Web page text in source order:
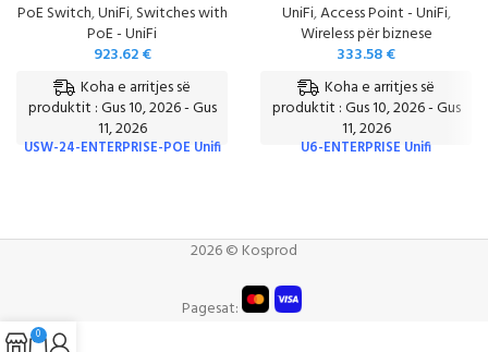
PoE Switch,UniFi,Switches with
PoE - UniFi
923.62€
Koha e arritjes së
produktit : Gus 10, 2026 - Gus
11, 2026
USW-24-ENTERPRISE-POE Unifi
UniFi,Access Point - UniFi,
Wireless për biznese
333.58€
Koha e arritjes së
produktit : Gus 10, 2026 - Gus
11, 2026
U6-ENTERPRISE Unifi
2026 © Kosprod
Pagesat:
0